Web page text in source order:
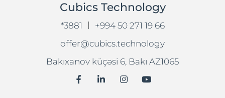
Cubics Technology
*3881 |
+994 50 271 19 66
offer@cubics.technology
Bakıxanov küçəsi 6, Bakı AZ1065